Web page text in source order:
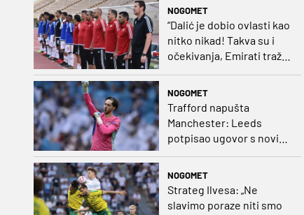
NOGOMET
“Dalić je dobio ovlasti kao
nitko nikad! Takva su i
očekivanja, Emirati traže
NOGOMET
Trafford napušta
Manchester: Leeds
potpisao ugovor s novim
golmanom i oborio
NOGOMET
Strateg Ilvesa: „Ne
slavimo poraze niti smo